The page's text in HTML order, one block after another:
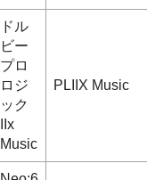
ドル
ビー
プロ
ロジ
ック
IIx
Music
PLIIX Music